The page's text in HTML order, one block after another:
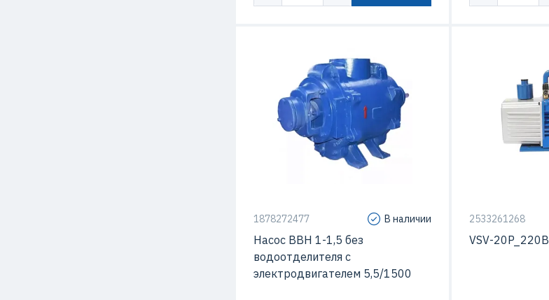
1878272477 В наличии
Насос ВВН 1-1,5 без
водоотделителя с
электродвигателем 5,5/1500
2533261268
VSV-20P_220В